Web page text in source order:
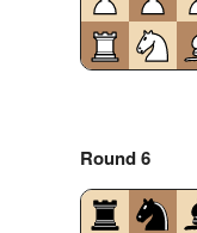
Round 6